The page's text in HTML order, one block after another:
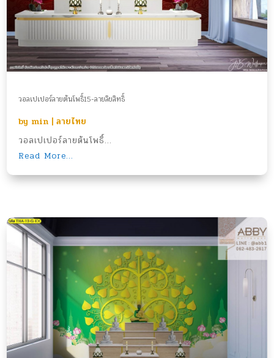
วอลเปเปอร์ลายต้นโพธิ์15-ลายลิขสิทธิ์
by min |ลายไทย
วอลเปเปอร์ลายต้นโพธิ์...
Read More...